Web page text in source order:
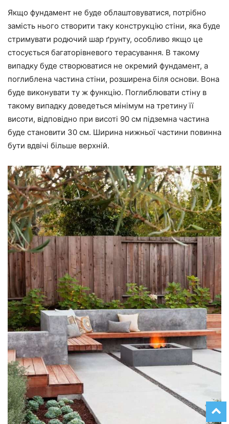
Якщо фундамент не буде облаштовуватися, потрібно
замість нього створити таку конструкцію стіни, яка буде
стримувати родючий шар ґрунту, особливо якщо це
стосується багаторівневого терасування. В такому
випадку буде створюватися не окремий фундамент, а
поглиблена частина стіни, розширена біля основи. Вона
буде виконувати ту ж функцію. Поглиблювати стіну в
такому випадку доведеться мінімум на третину її
висоти, відповідно при висоті 90 см підземна частина
буде становити 30 см. Ширина нижньої частини повинна
бути вдвічі більше верхній.